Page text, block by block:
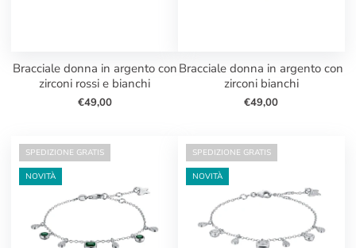
bracciale donna in argento con
zirconi rossi e bianchi
€49,00
bracciale donna in argento con
zirconi bianchi
€49,00
SPEDIZIONE GRATIS
NOVITÀ
SPEDIZIONE GRATIS
NOVITÀ